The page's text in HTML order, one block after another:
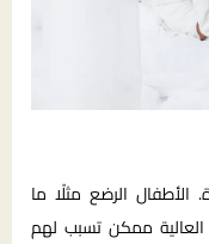
الأطفال الرضع مثلًا ما
العالية ممكن تسبب لهم